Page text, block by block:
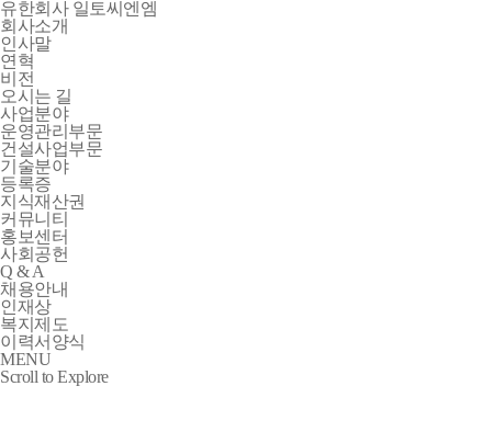
유한회사 일토씨엔엠
회사소개
인사말
연혁
비전
오시는 길
사업분야
운영관리부문
건설사업부문
기술분야
등록증
지식재산권
커뮤니티
홍보센터
사회공헌
Q & A
채용안내
인재상
복지제도
이력서양식
MENU
Scroll to Explore